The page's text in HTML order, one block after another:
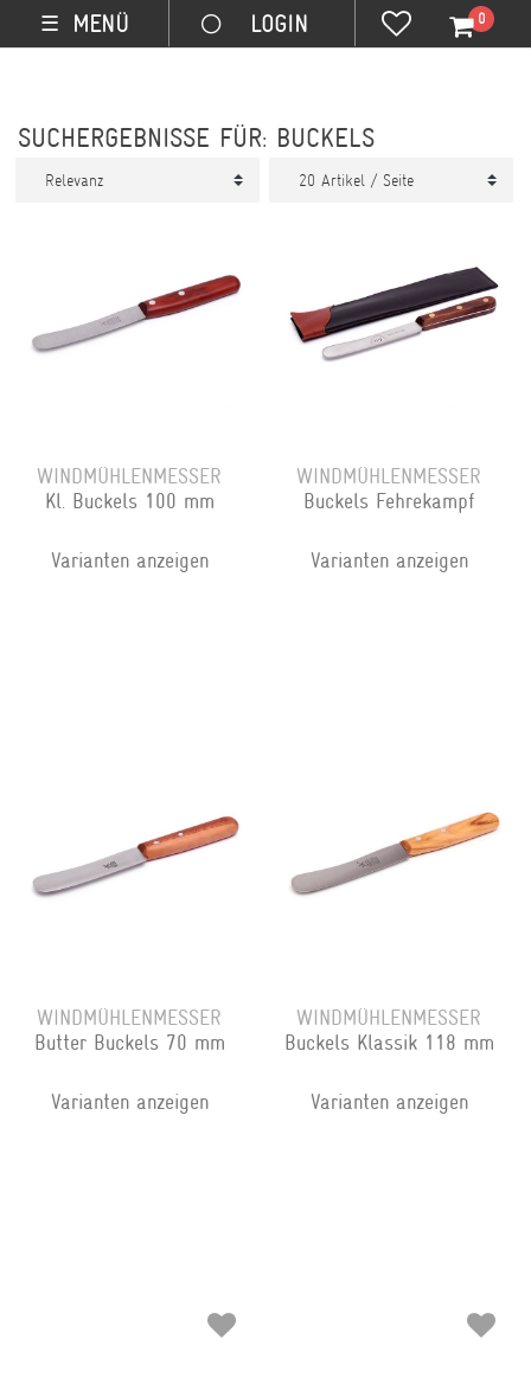
☰ MENÜ 0
SUCHERGEBNISSE FÜR: BUCKELS
WINDMÜHLENMESSER
Kl. Buckels 100 mm
Varianten anzeigen
WINDMÜHLENMESSER
Buckels Fehrekampf
Varianten anzeigen
WINDMÜHLENMESSER
Butter Buckels 70 mm
Varianten anzeigen
WINDMÜHLENMESSER
Buckels Klassik 118 mm
Varianten anzeigen